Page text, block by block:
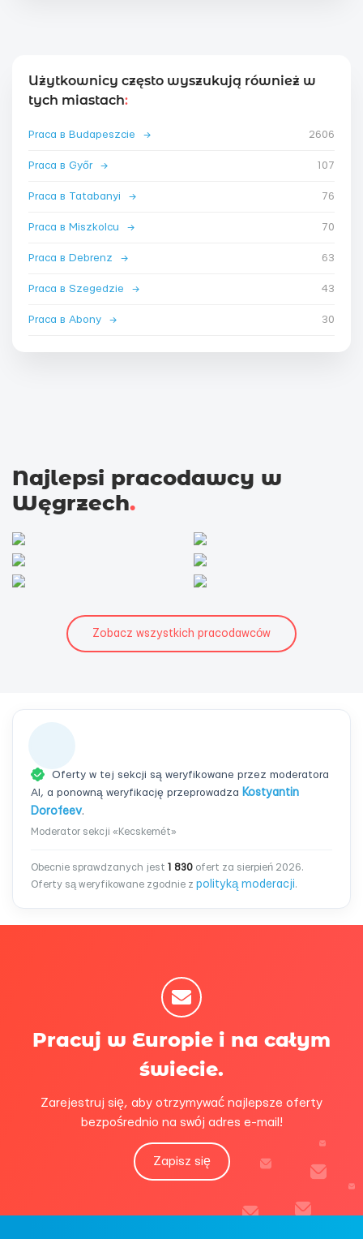
Użytkownicy często wyszukują również w
tych miastach:
Praca в Budapeszcie → 2606
Praca в Győr → 107
Praca в Tatabanyi → 76
Praca в Miszkolcu → 70
Praca в Debrenz → 63
Praca в Szegedzie → 43
Praca в Abony → 30
Najlepsi pracodawcy w
Węgrzech.
Zobacz wszystkich pracodawców
Oferty w tej sekcji są weryfikowane przez moderatora
AI, a ponowną weryfikację przeprowadza Kostyantin
Dorofeev.
Moderator sekcji «Kecskemét»
Obecnie sprawdzanych jest 1 830 ofert za sierpień 2026.
Oferty są weryfikowane zgodnie z polityką moderacji.
Pracuj w Europie i na całym
świecie.
Zarejestruj się, aby otrzymywać najlepsze oferty
bezpośrednio na swój adres e-mail!
Zapisz się